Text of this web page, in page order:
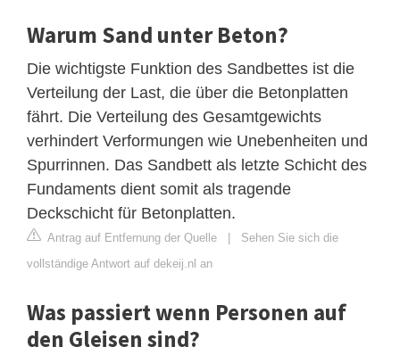
Warum Sand unter Beton?
Die wichtigste Funktion des Sandbettes ist die
Verteilung der Last, die über die Betonplatten
fährt. Die Verteilung des Gesamtgewichts
verhindert Verformungen wie Unebenheiten und
Spurrinnen. Das Sandbett als letzte Schicht des
Fundaments dient somit als tragende
Deckschicht für Betonplatten.
Antrag auf Entfernung der Quelle | Sehen Sie sich die
vollständige Antwort auf dekeij.nl an
Was passiert wenn Personen auf
den Gleisen sind?